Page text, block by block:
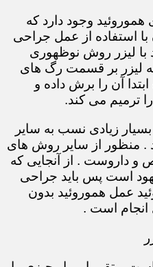
وجود دارد که
با استفاده از عمل جراحی
با لیزر روش نوظهوری
لیزر بر قسمت رگ های
آن را برش داده و
ترمیم می کند.
زیادی نسب به سایر
. منظور از سایر روش های
و داروست . از آنجایی که
است پس باید جراحی
عمل هموروئید بدون
انجام است .